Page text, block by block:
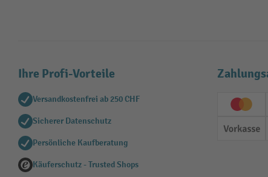
Ihre Profi-Vorteile
Versandkostenfrei ab 250 CHF
Sicherer Datenschutz
Persönliche Kaufberatung
Käuferschutz - Trusted Shops